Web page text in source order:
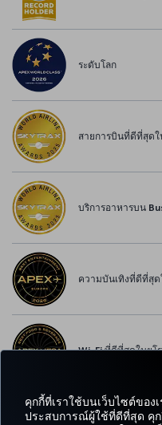
คุกกี้ที่เราใช้บนเว็บไซต์ของ
ประสบการณ์ผู้ใช้ที่ดีที่สุด คุ
ระดับโลก
สายการบินที่ดีที่สุดใ
บริการอาหารบน
ความบันเทิงที่ดีที่สุด
Wi-Fi ที่ดีที่สุดในยุโ